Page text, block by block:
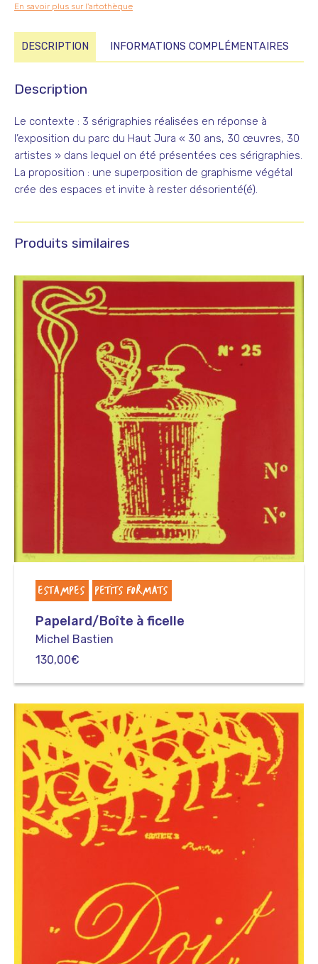
En savoir plus sur l'artothèque
DESCRIPTION INFORMATIONS COMPLÉMENTAIRES
Description
Le contexte : 3 sérigraphies réalisées en réponse à
l’exposition du parc du Haut Jura « 30 ans, 30 œuvres, 30
artistes » dans lequel on été présentées ces sérigraphies.
La proposition : une superposition de graphisme végétal
crée des espaces et invite à rester désorienté(é).
Produits similaires
ESTAMPES PETITS FORMATS
Papelard/Boîte à ficelle
Michel Bastien
130,00€